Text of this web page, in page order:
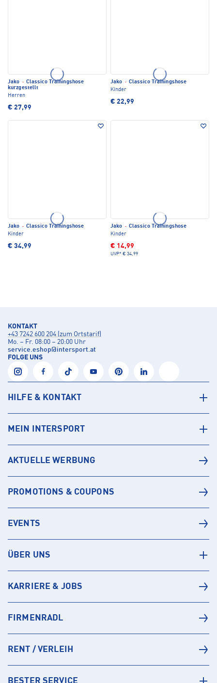
Jako · Classico Trainingshose
kurzgestellt
Herren
€ 27,99
Jako · Classico Trainingshose
Kinder
€ 22,99
Jako · Classico Trainingshose
Kinder
€ 34,99
Jako · Classico Trainingshose
Kinder
€ 14,99
UVP* € 34,99
KONTAKT
+43 7242 600 204 (zum Ortstarif)
Mo. – Fr. 08:00 – 20:00 Uhr
service.eshop@intersport.at
FOLGE UNS
HILFE & KONTAKT
MEIN INTERSPORT
AKTUELLE WERBUNG
PROMOTIONS & COUPONS
EVENTS
ÜBER UNS
KARRIERE & JOBS
FIRMENRADL
RENT / VERLEIH
BESTER SERVICE